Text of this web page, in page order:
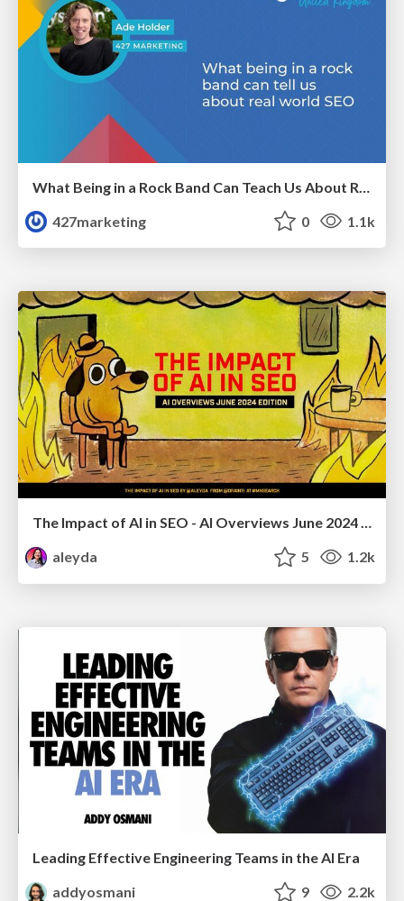
427marketing
0 1.1k
The Impact of AI in SEO - AI Overviews June 2024 Edition
aleyda
5 1.2k
Leading Effective Engineering Teams in the AI Era
addyosmani
9 2.2k